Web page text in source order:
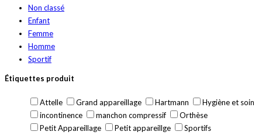
Non classé
Enfant
Femme
Homme
Sportif
Étiquettes produit
Attelle Grand appareillage Hartmann
Hygiène et soin
incontinence
manchon compressif
Orthèse
Petit Appareillage
Petit appareillge
Sportifs